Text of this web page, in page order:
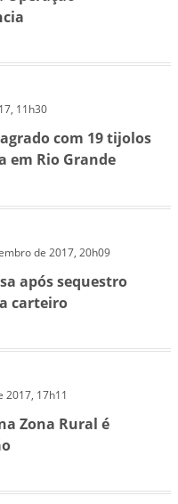
11h30
com 19 tijolos
em Rio Grande
de 2017, 20h09
após sequestro
carteiro
2017, 17h11
Zona Rural é